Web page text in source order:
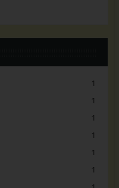
1
1
1
1
1
1